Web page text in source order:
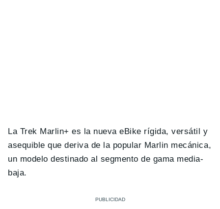
La Trek Marlin+ es la nueva eBike rígida, versátil y
asequible que deriva de la popular Marlin mecánica,
un modelo destinado al segmento de gama media-
baja.